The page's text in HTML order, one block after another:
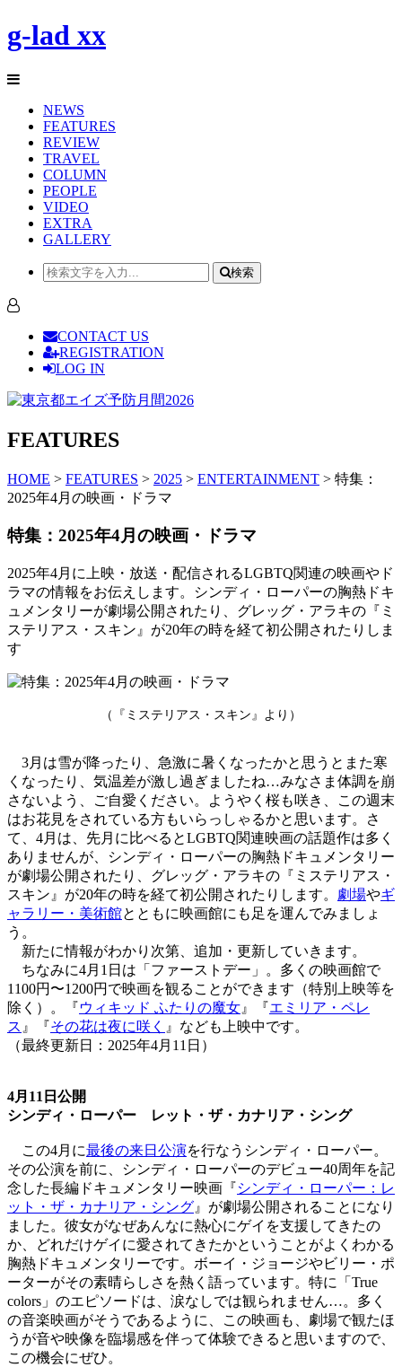
g-lad xx
NEWS
FEATURES
REVIEW
TRAVEL
COLUMN
PEOPLE
VIDEO
EXTRA
GALLERY
検索
CONTACT US
REGISTRATION
LOG IN
FEATURES
HOME > FEATURES > 2025 > ENTERTAINMENT > 特集：
2025年4月の映画・ドラマ
特集：2025年4月の映画・ドラマ
2025年4月に上映・放送・配信されるLGBTQ関連の映画やド
ラマの情報をお伝えします。シンディ・ローパーの胸熱ドキ
ュメンタリーが劇場公開されたり、グレッグ・アラキの『ミ
ステリアス・スキン』が20年の時を経て初公開されたりしま
す
（『ミステリアス・スキン』より）
3月は雪が降ったり、急激に暑くなったかと思うとまた寒
くなったり、気温差が激し過ぎましたね…みなさま体調を崩
さないよう、ご自愛ください。ようやく桜も咲き、この週末
はお花見をされている方もいらっしゃるかと思います。さ
て、4月は、先月に比べるとLGBTQ関連映画の話題作は多く
ありませんが、シンディ・ローパーの胸熱ドキュメンタリー
が劇場公開されたり、グレッグ・アラキの『ミステリアス・
スキン』が20年の時を経て初公開されたりします。 劇場やギ
ャラリー・美術館とともに映画館にも足を運んでみましょ
う。
新たに情報がわかり次第、追加・更新していきます。
ちなみに4月1日は「ファーストデー」。多くの映画館で
1100円〜1200円で映画を観ることができます（特別上映等を
除く）。『ウィキッド ふたりの魔女 』『エミリア・ペレ
ス 』『その花は夜に咲く 』なども上映中です。
（最終更新日：2025年4月11日）
4月11日公開
シンディ・ローパー レット・ザ・カナリア・シング
この4月に最後の来日公演を行なうシンディ・ローパー。
その公演を前に、シンディ・ローパーのデビュー40周年を記
念した長編ドキュメンタリー映画『シンディ・ローパー：レ
ット・ザ・カナリア・シング 』が劇場公開されることになり
ました。彼女がなぜあんなに熱心にゲイを支援してきたの
か、どれだけゲイに愛されてきたかということがよくわかる
胸熱ドキュメンタリーです。ボーイ・ジョージやビリー・ポ
ーターがその素晴らしさを熱く語っています。特に「True
colors」のエピソードは、涙なしでは観られません…。多く
の音楽映画がそうであるように、この映画も、劇場で観たほ
うが音や映像を臨場感を伴って体験できると思いますので、
この機会にぜひ。